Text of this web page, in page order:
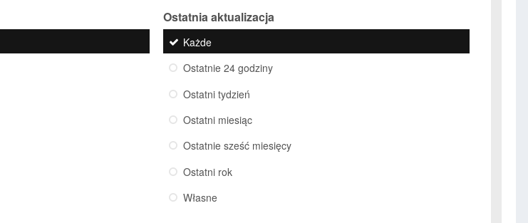
Ostatnia aktualizacja
Każde
Ostatnie 24 godziny
Ostatni tydzień
Ostatni miesiąc
Ostatnie sześć miesięcy
Ostatni rok
Własne